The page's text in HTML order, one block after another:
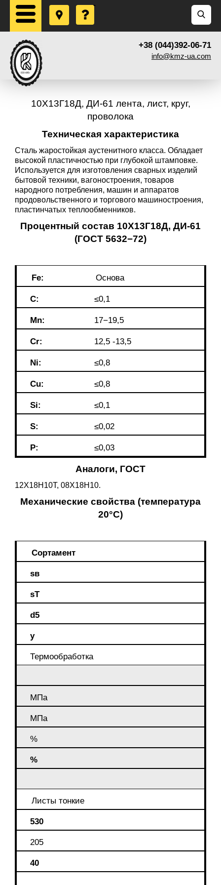
+38 (044)392-06-71
info@kmz-ua.com
10Х13Г18Д, ДИ-61 лента, лист, круг,
проволока
Техническая характеристика
Сталь жаростойкая аустенитного класса. Обладает
высокой пластичностью при глубокой штамповке.
Используется для изготовления сварных изделий
бытовой техники, вагоностроения, товаров
народного потребления, машин и аппаратов
продовольственного и торгового машиностроения,
пластинчатых теплообменников.
Процентный состав 10Х13Г18Д, ДИ-61
(ГОСТ 5632−72)
Fe: Основа
C: ≤0,1
Mn: 17−19,5
Cr: 12,5 -13,5
Ni: ≤0,8
Cu: ≤0,8
Si: ≤0,1
S: ≤0,02
P: ≤0,03
Аналоги, ГОСТ
12Х18Н10Т, 08Х18Н10.
Механические свойства (температура
20°С)
Сортамент
sв
sT
d5
y
Термообработка
МПа
МПа
%
%
Листы тонкие
530
205
40